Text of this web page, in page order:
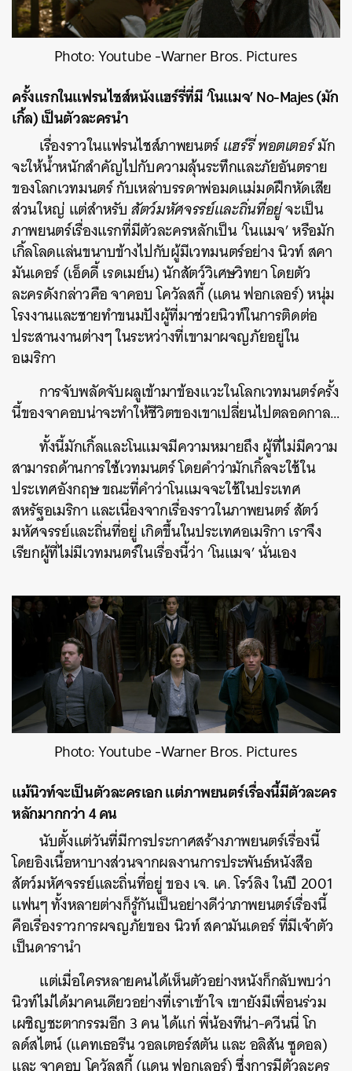
Photo: Youtube -Warner Bros. Pictures
ครั้งแรกในแฟรนไชส์หนังแฮร์รี่ที่มี ‘โนแมจ’ No-Majes (มัก
เกิ้ล) เป็นตัวละครนำ
เรื่องราวในแฟรนไชส์ภาพยนตร์แฮร์รี่ พอตเตอร์มัก
จะให้น้ำหนักสำคัญไปกับความลุ้นระทึกและภัยอันตราย
ของโลกเวทมนตร์ กับเหล่าบรรดาพ่อมดแม่มดฝึกหัดเสีย
ส่วนใหญ่ แต่สำหรับสัตว์มหัศจรรย์และถิ่นที่อยู่จะเป็น
ภาพยนตร์เรื่องแรกที่มีตัวละครหลักเป็น ‘โนแมจ’ หรือมัก
เกิ้ลโลดแล่นขนาบข้างไปกับผู้มีเวทมนตร์อย่าง นิวท์ สคา
มันเดอร์ (เอ็ดดี้ เรดเมย์น) นักสัตว์วิเศษวิทยา โดยตัว
ละครดังกล่าวคือ จาคอบ โควัลสกี้ (แดน ฟอกเลอร์) หนุ่ม
โรงงานและชายทำขนมปังผู้ที่มาช่วยนิวท์ในการติดต่อ
ประสานงานต่างๆ ในระหว่างที่เขามาผจญภัยอยู่ใน
อเมริกา
การจับพลัดจับผลูเข้ามาข้องแวะในโลกเวทมนตร์ครั้ง
นี้ของจาคอบน่าจะทำให้ชีวิตของเขาเปลี่ยนไปตลอดกาล…
ทั้งนี้มักเกิ้ลและโนแมจมีความหมายถึง ผู้ที่ไม่มีความ
สามารถด้านการใช้เวทมนตร์ โดยคำว่ามักเกิ้ลจะใช้ใน
ประเทศอังกฤษ ขณะที่คำว่าโนแมจจะใช้ในประเทศ
สหรัฐอเมริกา และเนื่องจากเรื่องราวในภาพยนตร์ สัตว์
มหัศจรรย์และถิ่นที่อยู่ เกิดขึ้นในประเทศอเมริกา เราจึง
เรียกผู้ที่ไม่มีเวทมนตร์ในเรื่องนี้ว่า ‘โนแมจ’ นั่นเอง
Photo: Youtube -Warner Bros. Pictures
แม้นิวท์จะเป็นตัวละครเอก แต่ภาพยนตร์เรื่องนี้มีตัวละคร
หลักมากกว่า 4 คน
นับตั้งแต่วันที่มีการประกาศสร้างภาพยนตร์เรื่องนี้
โดยอิงเนื้อหาบางส่วนจากผลงานการประพันธ์หนังสือ
สัตว์มหัศจรรย์และถิ่นที่อยู่ ของ เจ. เค. โรว์ลิง ในปี 2001
แฟนๆ ทั้งหลายต่างก็รู้กันเป็นอย่างดีว่าภาพยนตร์เรื่องนี้
คือเรื่องราวการผจญภัยของ นิวท์ สคามันเดอร์ ที่มีเจ้าตัว
เป็นดารานำ
แต่เมื่อใครหลายคนได้เห็นตัวอย่างหนังก็กลับพบว่า
นิวท์ไม่ได้มาคนเดียวอย่างที่เราเข้าใจ เขายังมีเพื่อนร่วม
เผชิญชะตากรรมอีก 3 คน ได้แก่ พี่น้องทีน่า-ควีนนี่ โก
ลด์สไตน์ (แคทเธอรีน วอลเตอร์สตัน และ อลิสัน ซูดอล)